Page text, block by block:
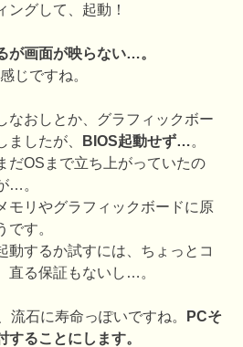
ングして、起動！
が画面が映らない…。
じですね。
なおしとか、グラフィックボー
ましたが、 BIOS起動せず…。
だOSまで立ち上がっていたの
…。
モリやグラフィックボードに原
す。
動するか試すには、ちょっとコ
直る保証もないし…。
流石に寿命っぽいですね。 PCそ
ることにします。